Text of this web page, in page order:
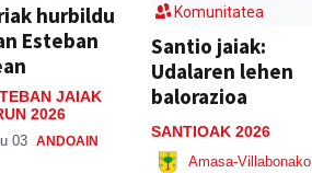
hurbildu
Esteban
JAIAK
2026
03 ANDOAIN
Komunitatea
Santio jaiak:
Udalaren lehen
balorazioa
SANTIOAK 2026
Amasa-Villabonako